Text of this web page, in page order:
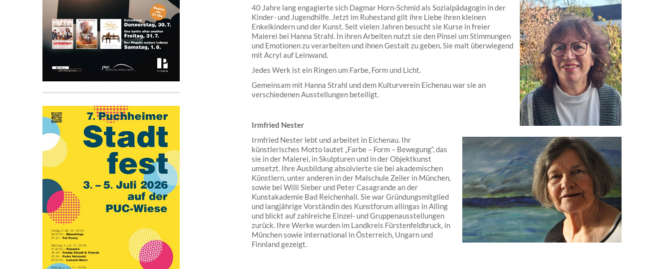
40 Jahre lang engagierte sich Dagmar Horn-Schmid als Sozialpädagogin in der
Kinder- und Jugendhilfe. Jetzt im Ruhestand gilt ihre Liebe ihren kleinen
Enkelkindern und der Kunst. Seit vielen Jahren besucht sie Kurse in freier
Malerei bei Hanna Strahl. In ihren Arbeiten nutzt sie den Pinsel um Stimmungen
und Emotionen zu verarbeiten und ihnen Gestalt zu geben. Sie malt überwiegend
mit Acryl auf Leinwand.
Jedes Werk ist ein Ringen um Farbe, Form und Licht.
Gemeinsam mit Hanna Strahl und dem Kulturverein Eichenau war sie an
verschiedenen Ausstellungen beteiligt.
Irmfried Nester
Irmfried Nester lebt und arbeitet in Eichenau. Ihr
künstlerisches Motto lautet „Farbe – Form – Bewegung“, das
sie in der Malerei, in Skulpturen und in der Objektkunst
umsetzt. Ihre Ausbildung absolvierte sie bei akademischen
Künstlern, unter anderen in der Malschule Zeiler in München,
sowie bei Willi Sieber und Peter Casagrande an der
Kunstakademie Bad Reichenhall. Sie war Gründungsmitglied
und langjährige Vorständin des Kunstforum allingas in Alling
und blickt auf zahlreiche Einzel- und Gruppenausstellungen
zurück. Ihre Werke wurden im Landkreis Fürstenfeldbruck, in
München sowie international in Österreich, Ungarn und
Finnland gezeigt.